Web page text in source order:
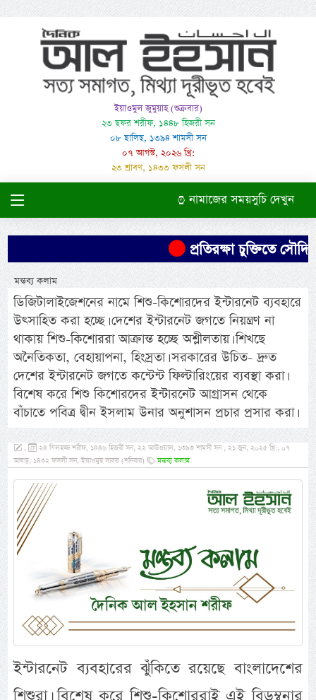
ইয়াওমুল জুমুয়াহ (শুক্রবার)
২৩ ছফর শরীফ, ১৪৪৮ হিজরী সন
০৮ ছালিছ, ১৩৯৪ শামসী সন
০৭ আগস্ট, ২০২৬ খ্রি:
২৩ শ্রাবণ, ১৪৩৩ ফসলী সন
নামাজের সময়সুচি দেখুন
প্রতিরক্ষা চুক্তিতে সৌদির
মন্তব্য কলাম
ডিজিটালাইজেশনের নামে শিশু-কিশোরদের ইন্টারনেট ব্যবহারে
উৎসাহিত করা হচ্ছে। দেশের ইন্টারনেট জগতে নিয়ন্ত্রণ না
থাকায় শিশু-কিশোররা আক্রান্ত হচ্ছে অশ্লীলতায়। শিখছে
অনৈতিকতা, বেহায়াপনা, হিংস্রতা। সরকারের উচিত- দ্রুত
দেশের ইন্টারনেট জগতে কন্টেন্ট ফিল্টারিংয়ের ব্যবস্থা করা।
বিশেষ করে শিশু কিশোরদের ইন্টারনেট আগ্রাসন থেকে
বাঁচাতে পবিত্র দ্বীন ইসলাম উনার অনুশাসন প্রচার প্রসার করা।
,
২৪ যিলহজ্জ শরীফ, ১৪৪৬ হিজরী সন, ২২ আউওয়াল, ১৩৯৩ শামসী সন , ২১ জুন, ২০২৫ খ্রি:, ০৭
আষাঢ়, ১৪৩২ ফসলী সন, ইয়াওমুছ সাবত (শনিবার)
মন্তব্য কলাম
ইন্টারনেট ব্যবহারের ঝুঁকিতে রয়েছে বাংলাদেশের